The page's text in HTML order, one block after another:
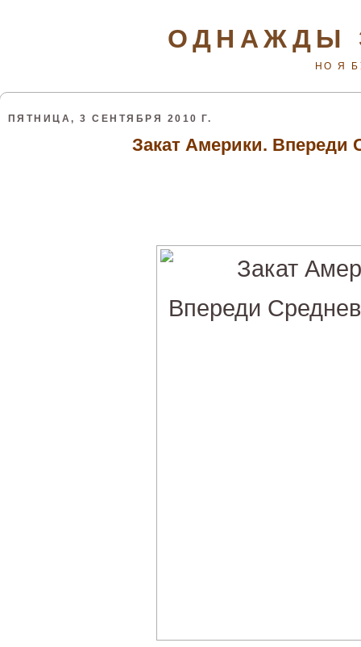
ОДНАЖДЫ
НО Я
ПЯТНИЦА, 3 СЕНТЯБРЯ 2010 Г.
Закат Америки. Впереди